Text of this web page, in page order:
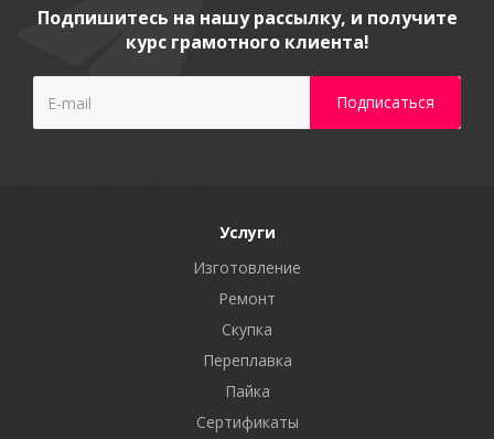
Подпишитесь на нашу рассылку, и получите
курс грамотного клиента!
Услуги
Изготовление
Ремонт
Скупка
Переплавка
Пайка
Сертификаты